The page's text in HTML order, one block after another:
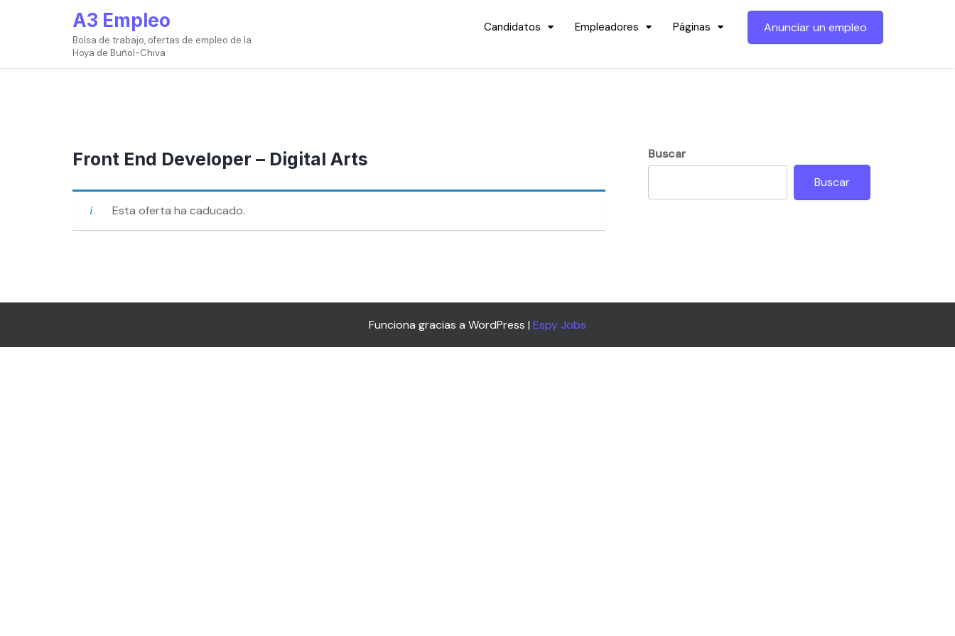
A3 Empleo
Bolsa de trabajo, ofertas de empleo de la
Hoya de Buñol-Chiva
Candidatos Empleadores Páginas Anunciar un empleo
Front End Developer – Digital Arts
Esta oferta ha caducado.
Buscar
Buscar
Funciona gracias a WordPress | Espy Jobs